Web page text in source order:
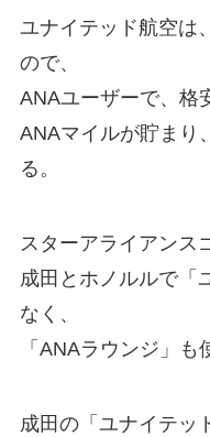
ユナイテッド航空は
ので、
ANAユーザーで、格
ANAマイルが貯まり
る。
スターアライアンス
成田とホノルルで「
なく、
「ANAラウンジ」も
成田の「ユナイテッ